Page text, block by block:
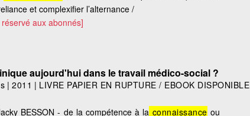
et complexifier l’alternance /
aux abonnés]
aujourd'hui dans le travail médico-social ?
|2011 | LIVRE PAPIER EN RUPTURE / EBOOK DISPONIBLE
BESSON - de la compétence à la connaissance ou